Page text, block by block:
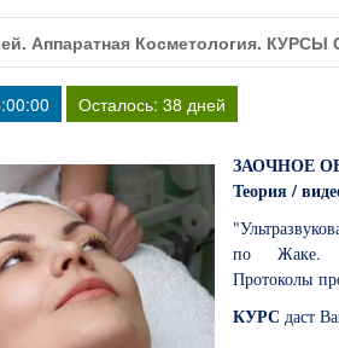
Аппаратная Косметология.
Осталось: 38 дней
ЗАОЧНОЕ
Теория /
по Жаке.
Протоколы
КУРСдаст